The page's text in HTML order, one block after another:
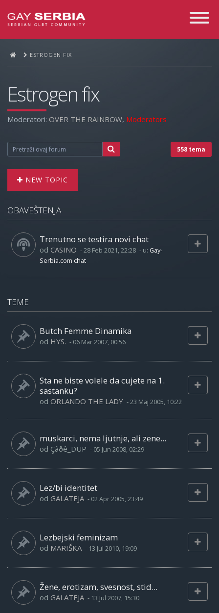
Toggle
ESTROGEN FIX
Estrogen fix
Moderatori: OVER THE RAINBOW, Moderators
558 tema
NEW TOPIC
OBAVEŠTENJA
Trenutno se testira novi chat
od CASINO -28 Feb 2021, 22:28 - u: Gay-
Serbia.com chat
TEME
Butch Femme Dinamika
od HYS. - 06 Mar 2007, 00:56
Sta ne biste volele da cujete na 1.
sastanku?
od ORLANDO THE LADY -23 Maj 2005, 10:22
muskarci, nema ljutnje, ali zene...
od Çâðê_DUP - 05 Jun 2008, 02:29
Lez/bi identitet
od GALATEJA - 02 Apr 2005, 23:49
Lezbejski feminizam
od MARIŠKA - 13 Jul 2010, 19:09
Žene, erotizam, svesnost, stid...
od GALATEJA - 13 Jul 2007, 15:30